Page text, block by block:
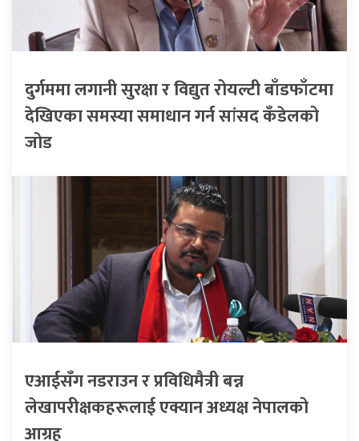
दुर्गममा लगानी सुरक्षा र विद्युत रोयल्टी बाँडफाँटमा
देखिएका समस्या समाधान गर्न सांसद कँडेलको
जोड
एआईसँग नडराउन र प्रविधिमैत्री बन्न
लेखापरीक्षकहरूलाई एक्यान अध्यक्ष नेपालको
आग्रह